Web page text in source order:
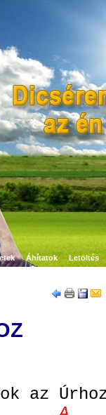
Áhítatok Letöltés
az